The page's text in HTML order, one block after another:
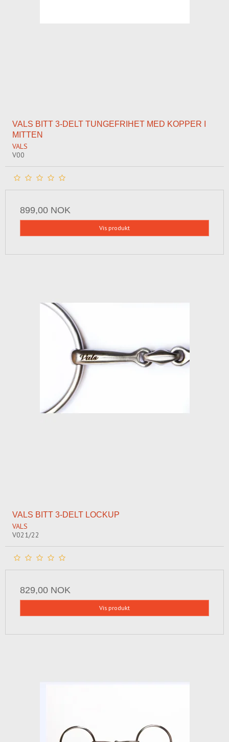
VALS BITT 3-DELT TUNGEFRIHET MED KOPPER I
MITTEN
VALS
V00
899,00 NOK
Vis produkt
VALS BITT 3-DELT LOCKUP
VALS
V021/22
829,00 NOK
Vis produkt